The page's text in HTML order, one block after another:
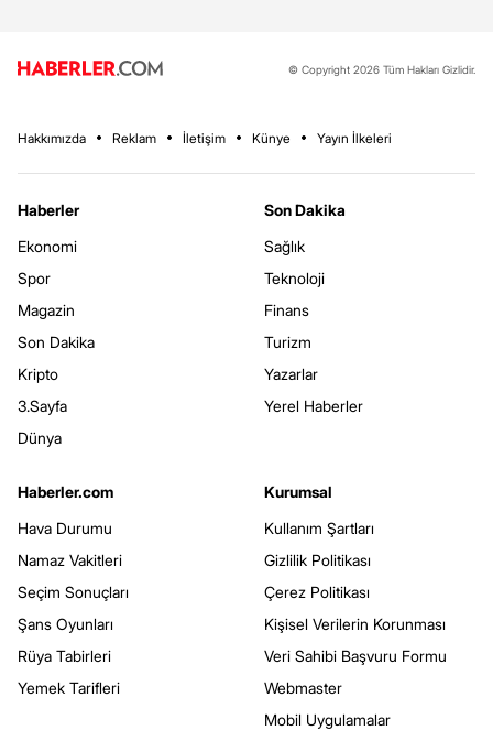
© Copyright 2026 Tüm Hakları Gizlidir.
Hakkımızda Reklam İletişim Künye Yayın İlkeleri
Haberler
Ekonomi
Spor
Magazin
Son Dakika
Kripto
3.Sayfa
Dünya
Son Dakika
Sağlık
Teknoloji
Finans
Turizm
Yazarlar
Yerel Haberler
Haberler.com
Hava Durumu
Namaz Vakitleri
Seçim Sonuçları
Şans Oyunları
Rüya Tabirleri
Yemek Tarifleri
Kurumsal
Kullanım Şartları
Gizlilik Politikası
Çerez Politikası
Kişisel Verilerin Korunması
Veri Sahibi Başvuru Formu
Webmaster
Mobil Uygulamalar